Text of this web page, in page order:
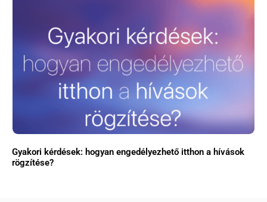
Gyakori kérdések: hogyan engedélyezhető itthon a hívások
rögzítése?